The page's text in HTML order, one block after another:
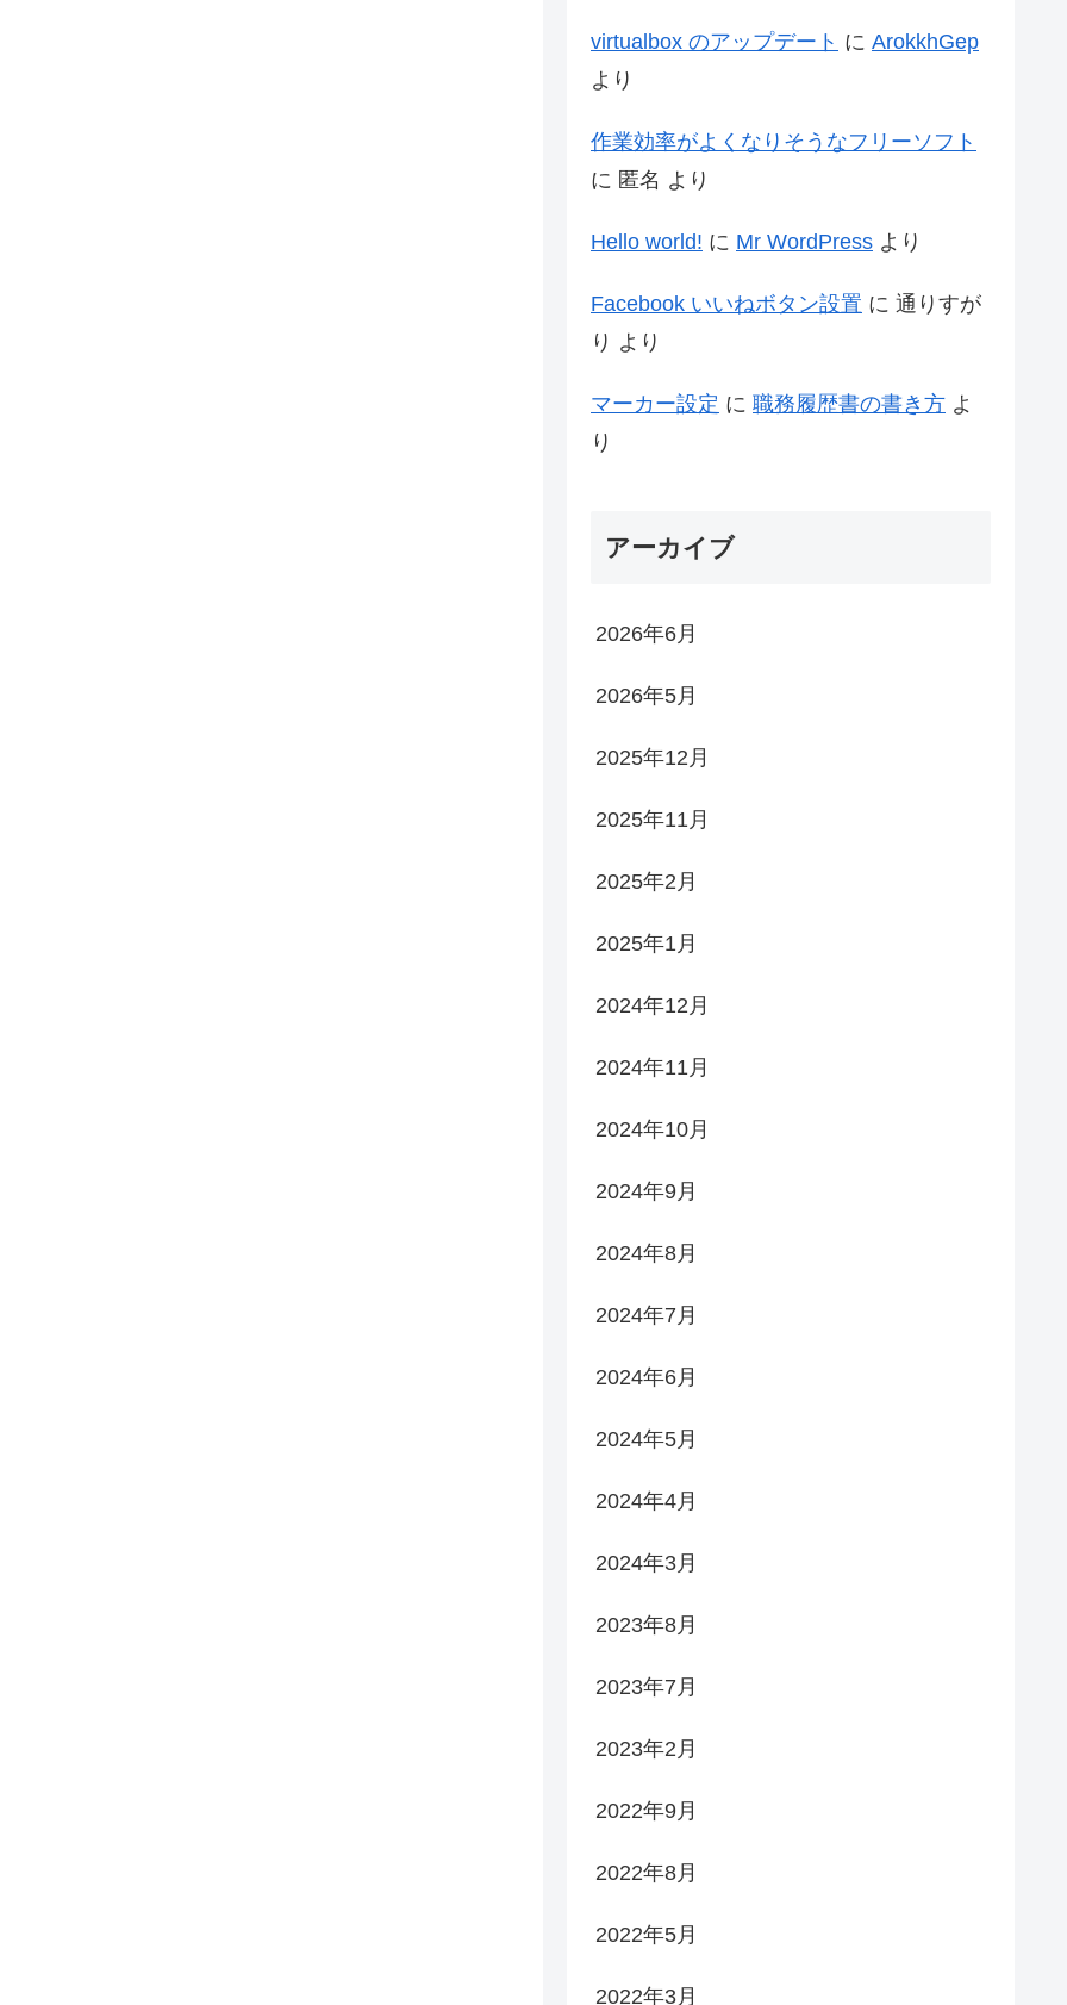
virtualbox のアップデート に ArokkhGep
より
作業効率がよくなりそうなフリーソフト
に 匿名 より
Hello world! に Mr WordPress より
Facebook いいねボタン設置 に 通りすが
り より
マーカー設定 に 職務履歴書の書き方 よ
り
アーカイブ
2026年6月
2026年5月
2025年12月
2025年11月
2025年2月
2025年1月
2024年12月
2024年11月
2024年10月
2024年9月
2024年8月
2024年7月
2024年6月
2024年5月
2024年4月
2024年3月
2023年8月
2023年7月
2023年2月
2022年9月
2022年8月
2022年5月
2022年3月